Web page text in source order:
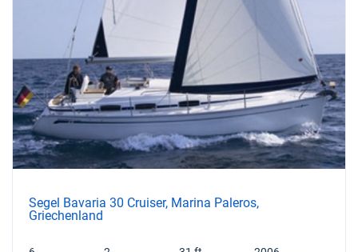
Segel Bavaria 30 Cruiser, Marina Paleros,
Griechenland